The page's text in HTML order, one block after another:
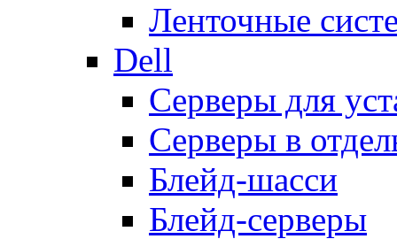
Ленточные
Dell
Серверы для
Серверы в
Блейд-шасси
Блейд-серверы